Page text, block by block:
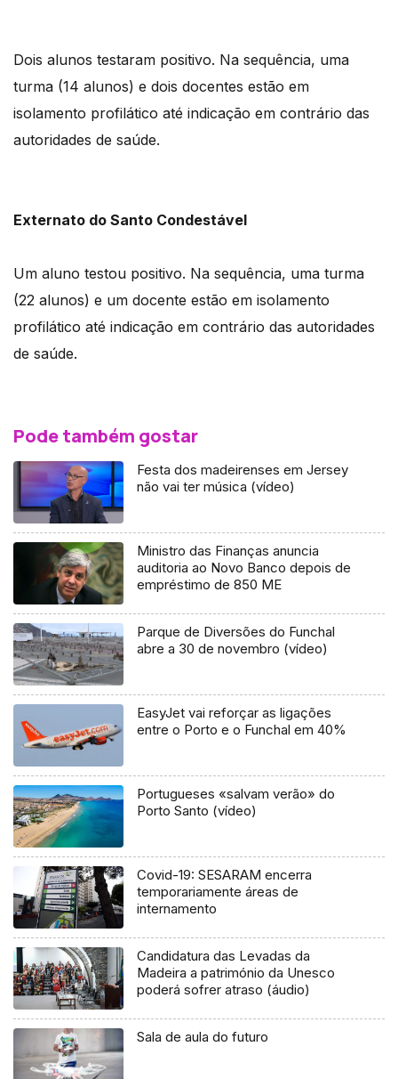
Dois alunos testaram positivo. Na sequência, uma
turma (14 alunos) e dois docentes estão em
isolamento profilático até indicação em contrário das
autoridades de saúde.
Externato do Santo Condestável
Um aluno testou positivo. Na sequência, uma turma
(22 alunos) e um docente estão em isolamento
profilático até indicação em contrário das autoridades
de saúde.
Pode também gostar
Festa dos madeirenses em Jersey
não vai ter música (vídeo)
Ministro das Finanças anuncia
auditoria ao Novo Banco depois de
empréstimo de 850 ME
Parque de Diversões do Funchal
abre a 30 de novembro (vídeo)
EasyJet vai reforçar as ligações
entre o Porto e o Funchal em 40%
Portugueses «salvam verão» do
Porto Santo (vídeo)
Covid-19: SESARAM encerra
temporariamente áreas de
internamento
Candidatura das Levadas da
Madeira a património da Unesco
poderá sofrer atraso (áudio)
Sala de aula do futuro